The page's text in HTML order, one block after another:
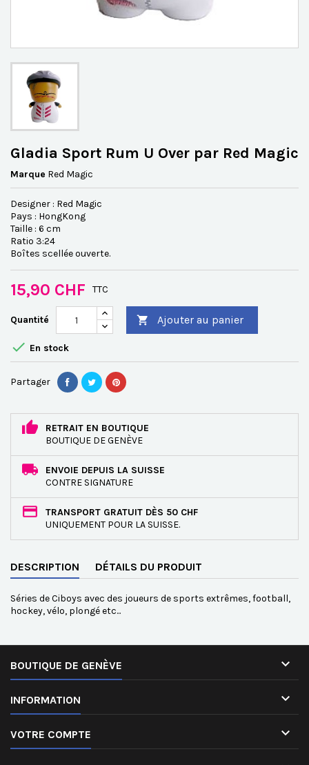
Gladia Sport Rum U Over par Red Magic
Marque Red Magic
Designer : Red Magic
Pays : HongKong
Taille : 6 cm
Ratio 3:24
Boîtes scellée ouverte.
15,90 CHF TTC
Quantité  Ajouter au panier
 En stock
Partager
RETRAIT EN BOUTIQUE
BOUTIQUE DE GENÈVE
ENVOIE DEPUIS LA SUISSE
CONTRE SIGNATURE
TRANSPORT GRATUIT DÈS 50 CHF
UNIQUEMENT POUR LA SUISSE.
DESCRIPTION DÉTAILS DU PRODUIT
Séries de Ciboys avec des joueurs de sports extrêmes, football,
hockey, vélo, plongé etc...
BOUTIQUE DE GENÈVE 
INFORMATION 
VOTRE COMPTE 